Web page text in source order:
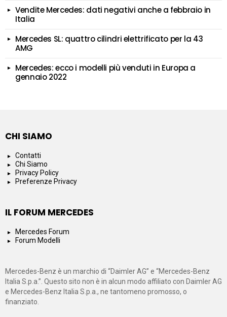
Vendite Mercedes: dati negativi anche a febbraio in
Italia
Mercedes SL: quattro cilindri elettrificato per la 43
AMG
Mercedes: ecco i modelli più venduti in Europa a
gennaio 2022
CHI SIAMO
Contatti
Chi Siamo
Privacy Policy
Preferenze Privacy
IL FORUM MERCEDES
Mercedes Forum
Forum Modelli
Mercedes-Benz è un marchio di “Daimler AG” e “Mercedes-Benz
Italia S.p.a.”. Questo sito non è in alcun modo affiliato con Daimler AG
e Mercedes-Benz Italia S.p.a., ne tantomeno promosso, o
finanziato.